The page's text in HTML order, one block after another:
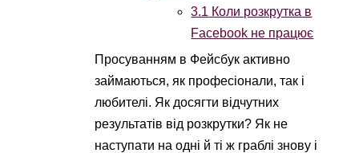
3.1 Коли розкрутка в
Facebook не працює
Просуванням в Фейсбук активно
займаються, як професіонали, так і
любителі. Як досягти відчутних
результатів від розкрутки? Як не
наступати на одні й ті ж граблі знову і